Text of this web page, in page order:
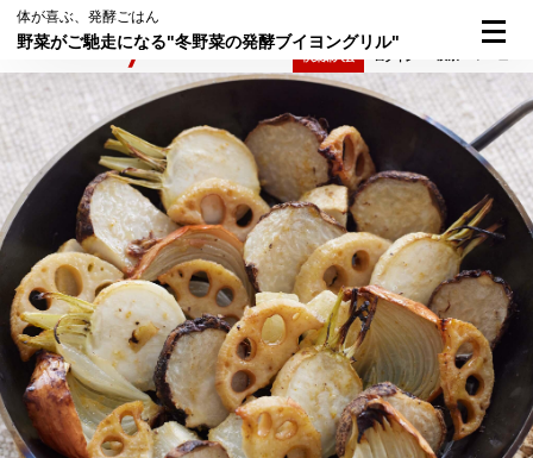
体が喜ぶ、発酵ごはん
野菜がご馳走になる"冬野菜の発酵ブイヨングリル"